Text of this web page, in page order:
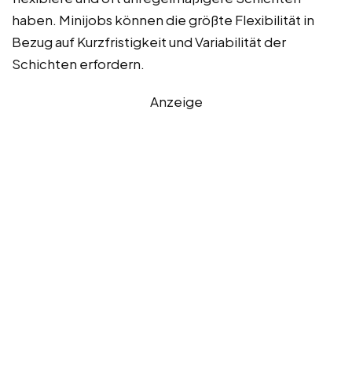
haben. Minijobs können die größte Flexibilität in
Bezug auf Kurzfristigkeit und Variabilität der
Schichten erfordern.
Anzeige